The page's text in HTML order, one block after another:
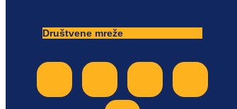
Društvene mreže